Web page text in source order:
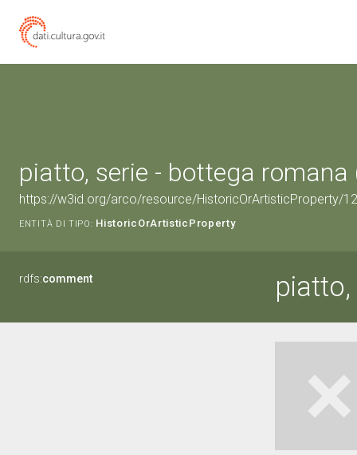
piatto, serie - bottega romana
https://w3id.org/arco/resource/HistoricOrArtisticProperty/
ENTITÀ DI TIPO: HistoricOrArtisticProperty
rdfs:comment piatto,